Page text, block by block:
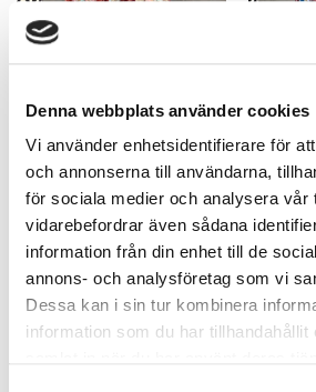
Denna webbplats använder cookies
Vi använder enhetsidentifierare för
och annonserna till användarna,
för sociala medier och analysera vår
vidarebefordrar även sådana
information från din enhet till de
annons- och analysföretag som vi
Dessa kan i sin tur kombinera
information som du har tillhandahållit
Liana Blandede Farger Mary
745,63kr
Liana
745,63kr